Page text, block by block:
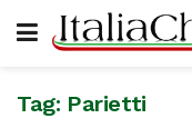
Tag: Parietti